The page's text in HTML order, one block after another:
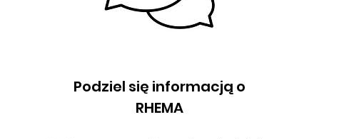
Podziel się informacją o
RHEMA